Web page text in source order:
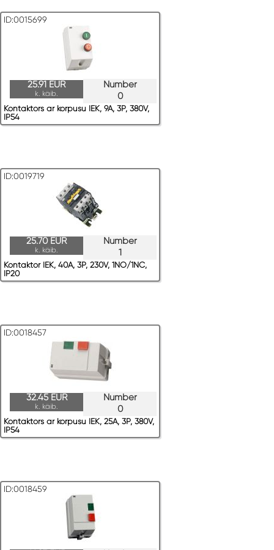
ID:0015699
Number
0
25.91 EUR
k. käib.
Kontaktors ar korpusu IEK, 9A, 3P, 380V,
IP54
ID:0019719
Number
1
25.70 EUR
k. käib.
Kontaktor IEK, 40A, 3P, 230V, 1NO/1NC,
IP20
ID:0018457
Number
0
32.45 EUR
k. käib.
Kontaktors ar korpusu IEK, 25A, 3P, 380V,
IP54
ID:0018459